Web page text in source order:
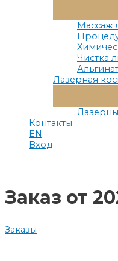
Массаж
Чистка
Лазерная
Контакты
EN
Вход
Заказ от
Заказы
—